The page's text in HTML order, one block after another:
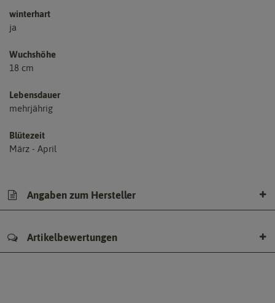
winterhart
ja
Wuchshöhe
18 cm
Lebensdauer
mehrjährig
Blütezeit
März - April
Angaben zum Hersteller
Artikelbewertungen